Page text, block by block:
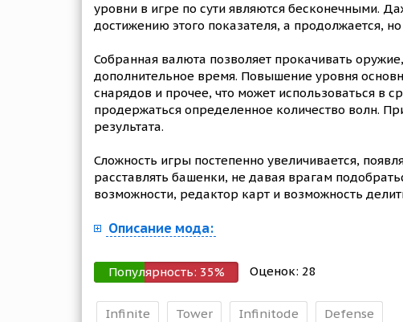
уровни в игре по сути являются бесконечными.
достижению этого показателя, а продолжается,
Собранная валюта позволяет прокачивать
дополнительное время. Повышение уровня
снарядов и прочее, что может использоваться в
продержаться определенное количество волн.
результата.
Сложность игры постепенно увеличивается,
расставлять башенки, не давая врагам
возможности, редактор карт и возможность
Описание мода:
Популярность: 35% Оценок: 28
Infinite Tower Infinitode Defense